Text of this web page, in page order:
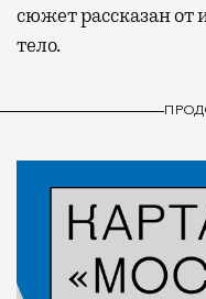
сюжет рассказан
тело.